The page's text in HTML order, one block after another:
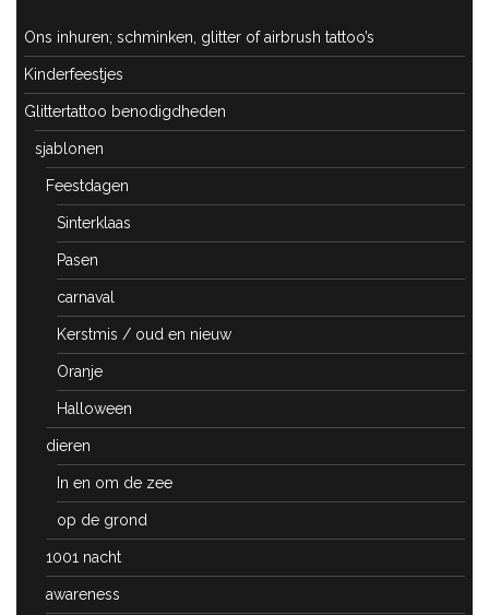
Ons inhuren; schminken, glitter of airbrush tattoo’s
Kinderfeestjes
Glittertattoo benodigdheden
sjablonen
Feestdagen
Sinterklaas
Pasen
carnaval
Kerstmis / oud en nieuw
Oranje
Halloween
dieren
In en om de zee
op de grond
1001 nacht
awareness